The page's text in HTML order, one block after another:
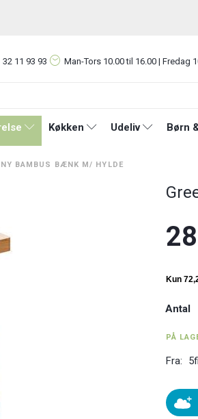
32 11 93 93 Man-Tors 10.00 til 16.00 | Fredag
Køkken Udeliv Børn
BAMBUS BÆNK M/ HYLDE
Antal
PÅ
Fra: